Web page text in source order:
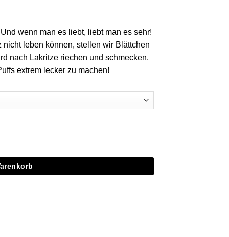
wenn man es liebt, liebt man es sehr!
leben können, stellen wir Blättchen
nach Lakritze riechen und schmecken.
extrem lecker zu machen!